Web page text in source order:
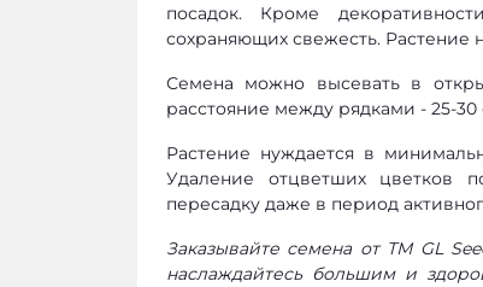
посадок. Кроме
сохраняющих свежесть. Растение
Семена можно высевать в
расстояние между рядками - 25-30
Растение нуждается в
Удаление отцветших цветков
пересадку даже в период
Заказывайте семена от ТМ GL
наслаждайтесь большим и